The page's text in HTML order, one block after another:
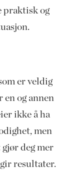
praktisk og
er veldig
en og annen
ikke å ha
men
deg mer
resultater.